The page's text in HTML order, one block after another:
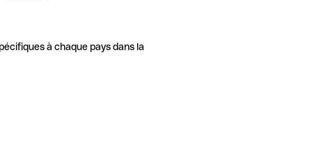
à chaque pays dans la